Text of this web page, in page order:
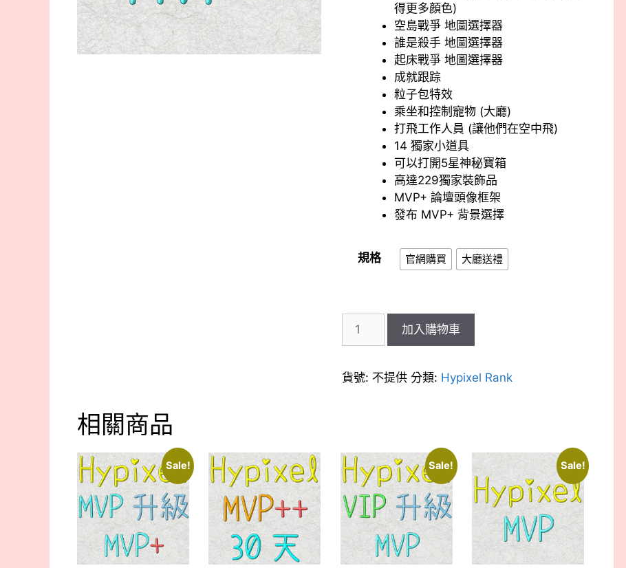
得更多顏色)
空島戰爭 地圖選擇器
誰是殺手 地圖選擇器
起床戰爭 地圖選擇器
成就跟踪
粒子包特效
乘坐和控制寵物 (大廳)
打飛工作人員 (讓他們在空中飛)
14 獨家小道具
可以打開5星神秘寶箱
高達229獨家裝飾品
MVP+ 論壇頭像框架
發布 MVP+ 背景選擇
規格 官網購買 大廳送禮
Hypixel
購
加入購物車
貨號: 不提供 分類: Hypixel Rank
相關商品
Sale! Sale! Sale!